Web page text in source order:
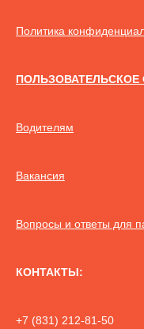
Политика
Водителям
Вакансия
Вопросы и ответы для
КОНТАКТЫ:
+7 (831) 212-81-50